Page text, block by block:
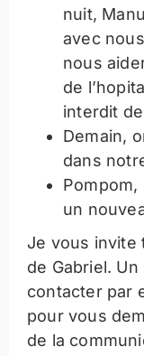
nuit,
avec
nous
de
interdit
Demain,
dans
un
Je vous invite
de Gabriel.
contacter par
pour vous
de la